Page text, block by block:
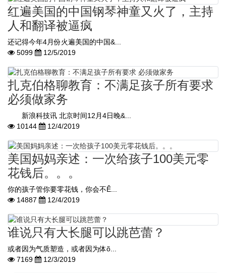
红遍美国的中国钢琴神童又火了，主持
人和翻译被逼疯
还记得今年4月份火遍美国的中国&...
5099
12/5/2019
扎克伯格聊教育：不满足孩子所有要求
必须做家务
新浪科技讯 北京时间12月4日晚&...
10144
12/4/2019
美国妈妈亲述：一次给孩子100美元零
花钱后。。。
你的孩子管你要零花钱，你会不Ê...
14887
12/4/2019
谁说只有大长腿可以跳芭蕾？
或者因为气质塑造，或者因为体õ...
7169
12/3/2019